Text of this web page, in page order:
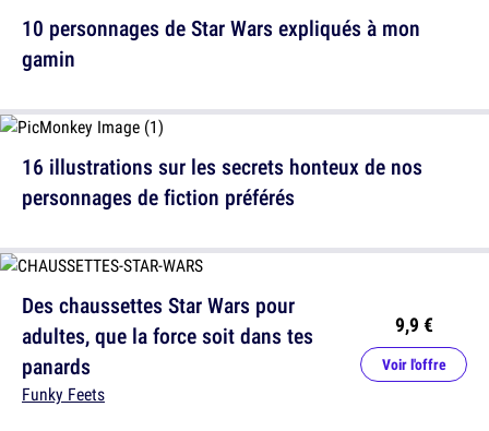
10 personnages de Star Wars expliqués à mon
gamin
Des chaussettes Star Wars pour
adultes, que la force soit dans tes
panards
Funky Feets
9,9 €
Voir l'offre
16 illustrations sur les secrets honteux de nos
personnages de fiction préférés